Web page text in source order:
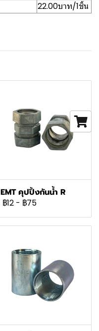
22.00บาท/1ชิ้น
EMT คุปปิ้งกันน้ำ R
฿12 - ฿75